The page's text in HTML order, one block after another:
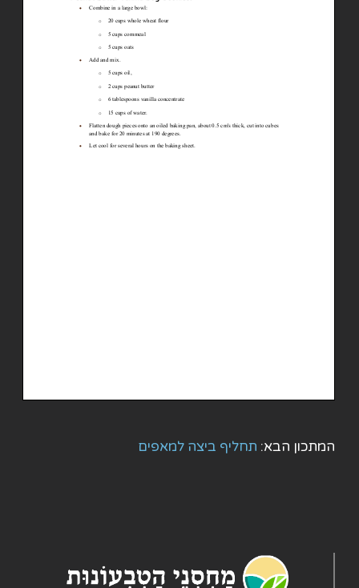
המתכון הבא: תחליף ביצה למאפים